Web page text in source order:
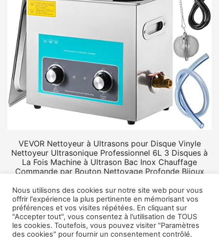
VEVOR Nettoyeur à Ultrasons pour Disque Vinyle
Nettoyeur Ultrasonique Professionnel 6L 3 Disques à
La Fois Machine à Ultrason Bac Inox Chauffage
Commande par Bouton Nettoyage Profonde Bijoux
© 2026 Rangement vinyle.Mentions légales
Nous utilisons des cookies sur notre site web pour vous
offrir l'expérience la plus pertinente en mémorisant vos
préférences et vos visites répétées. En cliquant sur
"Accepter tout", vous consentez à l'utilisation de TOUS
les cookies. Toutefois, vous pouvez visiter "Paramètres
des cookies" pour fournir un consentement contrôlé.